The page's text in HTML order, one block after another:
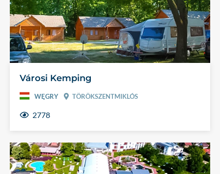
Városi Kemping
WĘGRY TÖRÖKSZENTMIKLÓS
2778